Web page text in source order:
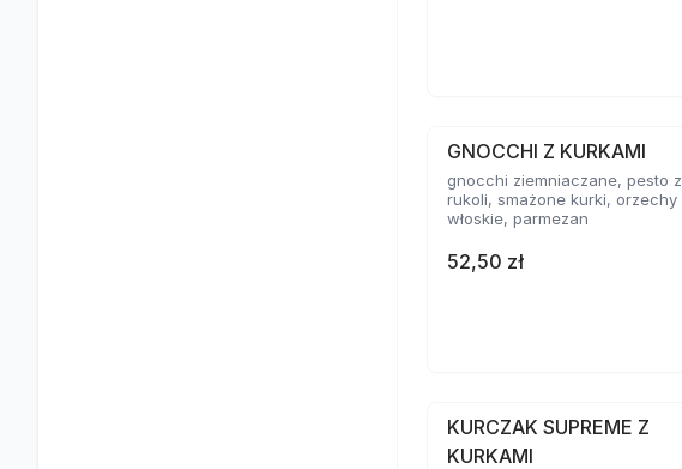
GNOCCHI Z KURKAMI
gnocchi ziemniaczane, pesto z
rukoli, smażone kurki, orzechy
włoskie, parmezan
52,50 zł
KURCZAK SUPREME Z
KURKAMI